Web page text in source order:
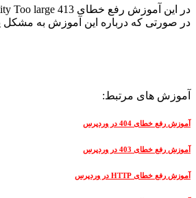
در این آموزش رفع خطای 413 Request Entity Too large را توضیح دادیم. امیدواریم این مقاله
در صورتی که درباره این آموزش به مشکل یا
آموزش های مرتبط:
آموزش رفع خطای 404 در وردپرس
آموزش رفع خطای 403 در وردپرس
آموزش رفع خطای HTTP در وردپرس